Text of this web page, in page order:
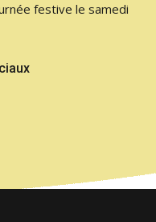
festive le samedi